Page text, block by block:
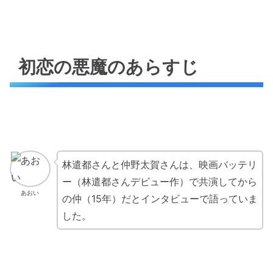
初恋の悪魔のあらすじ
あおい
林遣都さんと仲野太賀さんは、映画バッテリ
ー（林遣都さんデビュー作）で共演してから
の仲（15年）だとインタビューで語っていま
した。